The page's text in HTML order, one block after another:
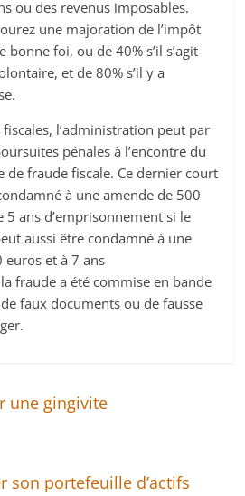
ou des revenus imposables.
une majoration de l’impôt
bonne foi, ou de 40% s’il s’agit
et de 80% s’il y a
l’administration peut par
pénales à l’encontre du
de fraude fiscale. Ce dernier court
à une amende de 500
5 ans d’emprisonnement si le
aussi être condamné à une
et à 7 ans
fraude a été commise en bande
faux documents ou de fausse
une gingivite
son portefeuille d’actifs